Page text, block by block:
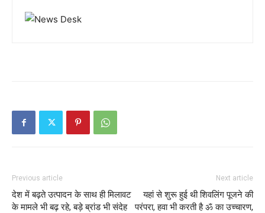
Previous article
देश में बढ़ते उत्पादन के साथ ही मिलावट
के मामले भी बढ़ रहे, बड़े ब्रांड भी संदेह
Next article
यहां से शुरू हुई थी शिवलिंग पूजने की
परंपरा, हवा भी करती है ॐ का उच्चारण,